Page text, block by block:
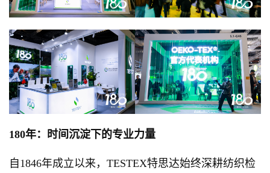
180年：时间沉淀下的专业力量
自1846年成立以来，TESTEX特思达始终深耕纺织检